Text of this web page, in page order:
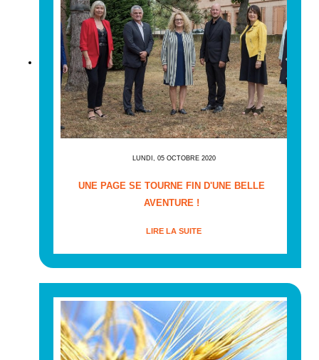
LUNDI, 05 OCTOBRE 2020
UNE PAGE SE TOURNE FIN D'UNE BELLE
AVENTURE !
LIRE LA SUITE